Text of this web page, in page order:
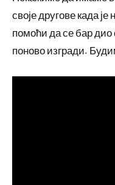
своје другове када
помоћи да се бар дио
поново изгради.